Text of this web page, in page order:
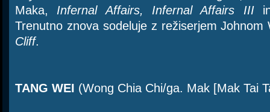
Maka, Infernal Affairs, Infernal Affairs III
Trenutno znova sodeluje z režiserjem
Cliff.
TANG WEI (Wong Chia Chi/ga. Mak [Mak Tai